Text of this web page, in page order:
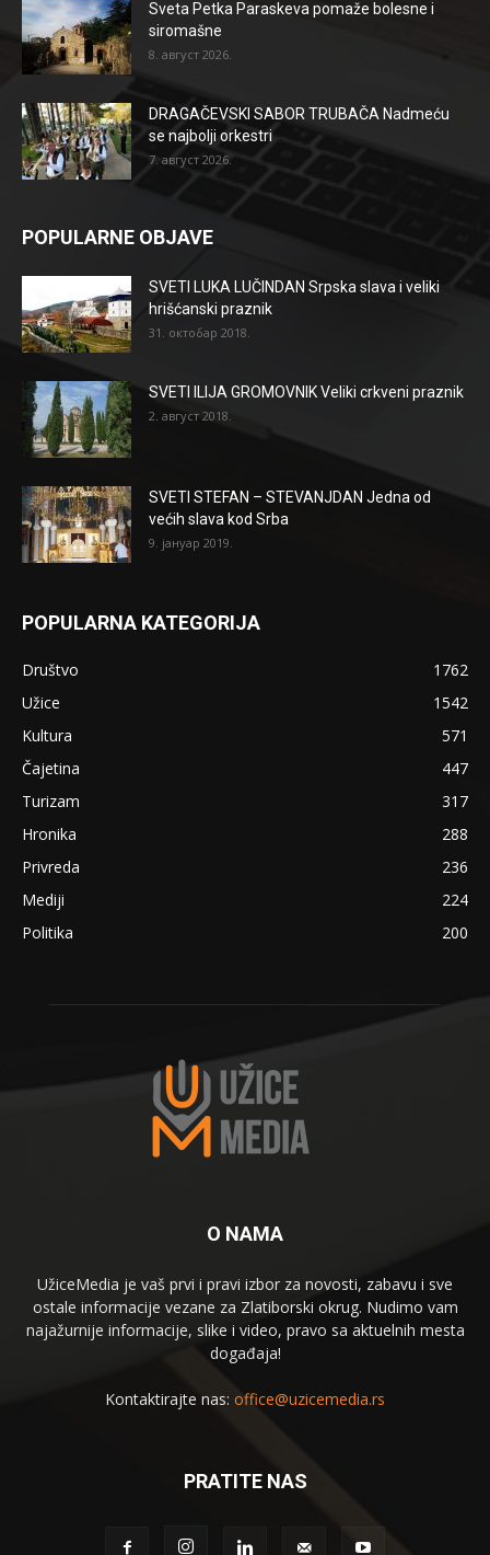
Sveta Petka Paraskeva pomaže bolesne i
siromašne
8. август 2026.
DRAGAČEVSKI SABOR TRUBAČA Nadmeću
se najbolji orkestri
7. август 2026.
POPULARNE OBJAVE
SVETI LUKA LUČINDAN Srpska slava i veliki
hrišćanski praznik
31. октобар 2018.
SVETI ILIJA GROMOVNIK Veliki crkveni praznik
2. август 2018.
SVETI STEFAN – STEVANJDAN Jedna od
većih slava kod Srba
9. јануар 2019.
POPULARNA KATEGORIJA
Društvo
1762
Užice
1542
Kultura
571
Čajetina
447
Turizam
317
Hronika
288
Privreda
236
Mediji
224
Politika
200
O NAMA
UžiceMedia je vaš prvi i pravi izbor za novosti, zabavu i sve
ostale informacije vezane za Zlatiborski okrug. Nudimo vam
najažurnije informacije, slike i video, pravo sa aktuelnih mesta
događaja!
Kontaktirajte nas: office@uzicemedia.rs
PRATITE NAS